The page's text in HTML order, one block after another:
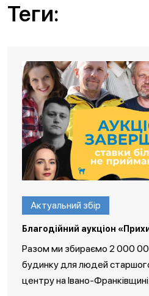
Теги:
Актуальний збір
Благодійний аукціон
Разом ми збираємо 2 000
будинку для людей
центру на Івано-Франківщині.